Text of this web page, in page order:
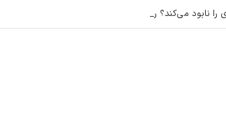
نابود می‌کند؟ راهکارهای عملی برای افزایش طول عمر باتری